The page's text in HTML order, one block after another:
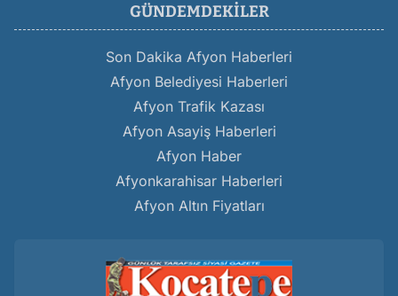
GÜNDEMDEKILER
Son Dakika Afyon Haberleri
Afyon Belediyesi Haberleri
Afyon Trafik Kazası
Afyon Asayiş Haberleri
Afyon Haber
Afyonkarahisar Haberleri
Afyon Altın Fiyatları